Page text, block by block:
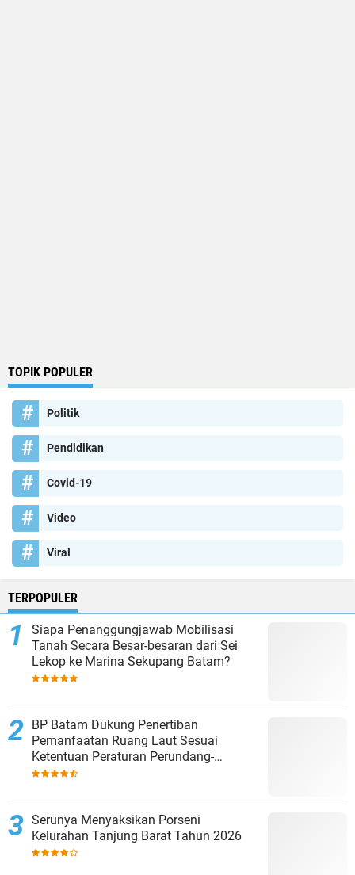
TOPIK POPULER
Politik
Pendidikan
Covid-19
Video
Viral
TERPOPULER
Siapa Penanggungjawab Mobilisasi
Tanah Secara Besar-besaran dari Sei
Lekop ke Marina Sekupang Batam?
BP Batam Dukung Penertiban
Pemanfaatan Ruang Laut Sesuai
Ketentuan Peraturan Perundang-
undangan
Serunya Menyaksikan Porseni
Kelurahan Tanjung Barat Tahun 2026